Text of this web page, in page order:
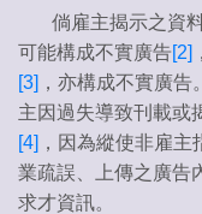
倘雇主揭示之資料
可能構成不實廣告[2]
[3] ，亦構成不實廣
主因過失導致刊載或
[4] ，因為縱使非雇
業疏誤、上傳之廣告
求才資訊。